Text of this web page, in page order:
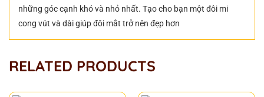
những góc cạnh khó và nhỏ nhất. Tạo cho bạn một đôi mi
cong vút và dài giúp đôi mắt trở nên đẹp hơn
RELATED PRODUCTS